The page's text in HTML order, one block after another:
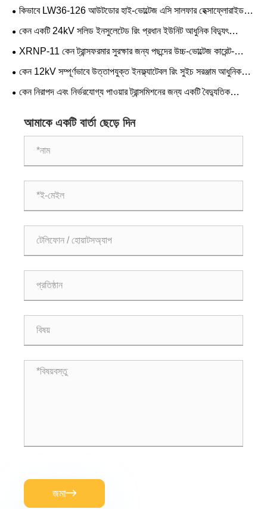
বৈদ্যুতিক সুরক্ষার জন্য স্মার্ট পছন্দ
কিভাবে LW36-126 আউটডোর হাই-ভোল্টেজ এসি সালফার হেক্সাফ্লোরাইড
(SF₆) সার্কিট ব্রেকার আধুনিক পাওয়ার সিস্টেমের নির্ভরযোগ্যতা উন্নত করতে পারে
কেন একটি 24kV সলিড ইনসুলেটেড রিং প্রধান ইউনিট আধুনিক বিদ্যুৎ
বিতরণের জন্য পছন্দের পছন্দ হয়ে উঠছে
XRNP-11 কেন ট্রান্সফরমার সুরক্ষার জন্য পছন্দের উচ্চ-ভোল্টেজ কারেন্ট-
লিমিটিং ফিউজ
কেন 12kV সম্পূর্ণভাবে উত্তাপযুক্ত ইনফ্ল্যাটেবল রিং সুইচ সরঞ্জাম আধুনিক
পাওয়ার ডিস্ট্রিবিউশন নেটওয়ার্কের জন্য পছন্দের পছন্দ হয়ে উঠছে
কেন নিরাপদ এবং নির্ভরযোগ্য পাওয়ার ট্রান্সমিশনের জন্য একটি বৈদ্যুতিক
আমাকে একটি বার্তা ছেড়ে দিন
জমা